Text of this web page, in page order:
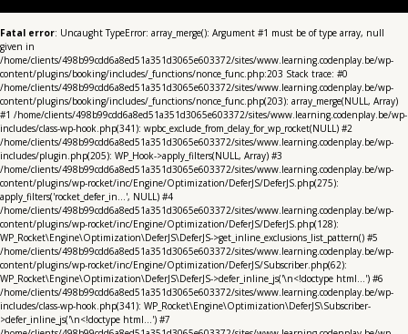
Fatal error: Uncaught TypeError: array_merge(): Argument #1 must be of type array, null
given in
/home/clients/498b99cdd6a8ed51a351d3065e603372/sites/www.learning.codenplay.be/wp-
content/plugins/booking/includes/_functions/nonce_func.php:203 Stack trace: #0
/home/clients/498b99cdd6a8ed51a351d3065e603372/sites/www.learning.codenplay.be/wp-
content/plugins/booking/includes/_functions/nonce_func.php(203): array_merge(NULL, Array)
#1 /home/clients/498b99cdd6a8ed51a351d3065e603372/sites/www.learning.codenplay.be/wp-
includes/class-wp-hook.php(341): wpbc_exclude_from_delay_for_wp_rocket(NULL) #2
/home/clients/498b99cdd6a8ed51a351d3065e603372/sites/www.learning.codenplay.be/wp-
includes/plugin.php(205): WP_Hook->apply_filters(NULL, Array) #3
/home/clients/498b99cdd6a8ed51a351d3065e603372/sites/www.learning.codenplay.be/wp-
content/plugins/wp-rocket/inc/Engine/Optimization/DeferJS/DeferJS.php(275):
apply_filters('rocket_defer_in...', NULL) #4
/home/clients/498b99cdd6a8ed51a351d3065e603372/sites/www.learning.codenplay.be/wp-
content/plugins/wp-rocket/inc/Engine/Optimization/DeferJS/DeferJS.php(128):
WP_Rocket\Engine\Optimization\DeferJS\DeferJS->get_inline_exclusions_list_pattern() #5
/home/clients/498b99cdd6a8ed51a351d3065e603372/sites/www.learning.codenplay.be/wp-
content/plugins/wp-rocket/inc/Engine/Optimization/DeferJS/Subscriber.php(62):
WP_Rocket\Engine\Optimization\DeferJS\DeferJS->defer_inline_js('\n<!doctype html...') #6
/home/clients/498b99cdd6a8ed51a351d3065e603372/sites/www.learning.codenplay.be/wp-
includes/class-wp-hook.php(341): WP_Rocket\Engine\Optimization\DeferJS\Subscriber-
>defer_inline_js('\n<!doctype html...') #7